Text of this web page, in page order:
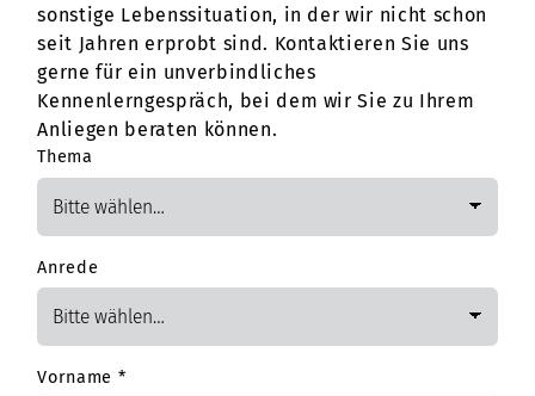
sonstige Lebenssituation, in der wir nicht schon
seit Jahren erprobt sind. Kontaktieren Sie uns
gerne für ein unverbindliches
Kennenlerngespräch, bei dem wir Sie zu Ihrem
Anliegen beraten können.
Thema
Anrede
Vorname *